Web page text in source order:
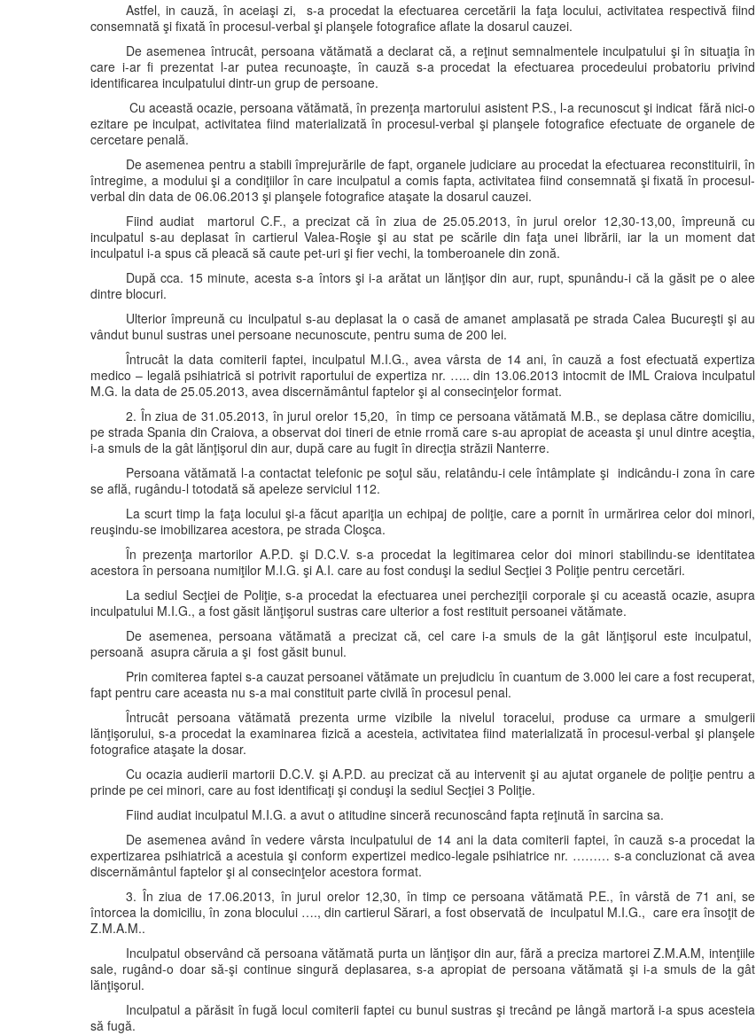
Astfel, in cauză, în aceiaşi zi, s-a procedat la efectuarea cercetării la faţa locului, activitatea respectivă fiind
consemnată şi fixată în procesul-verbal şi planşele fotografice aflate la dosarul cauzei.
De asemenea întrucât, persoana vătămată a declarat că, a reţinut semnalmentele inculpatului şi în situaţia în
care i-ar fi prezentat l-ar putea recunoaşte, în cauză s-a procedat la efectuarea procedeului probatoriu privind
identificarea inculpatului dintr-un grup de persoane.
Cu această ocazie, persoana vătămată, în prezenţa martorului asistent P.S., l-a recunoscut şi indicat fără nici-o
ezitare pe inculpat, activitatea fiind materializată în procesul-verbal şi planşele fotografice efectuate de organele de
cercetare penală.
De asemenea pentru a stabili împrejurările de fapt, organele judiciare au procedat la efectuarea reconstituirii, în
întregime, a modului şi a condiţiilor în care inculpatul a comis fapta, activitatea fiind consemnată şi fixată în procesul-
verbal din data de 06.06.2013 şi planşele fotografice ataşate la dosarul cauzei.
Fiind audiat martorul C.F., a precizat că în ziua de 25.05.2013, în jurul orelor 12,30-13,00, împreună cu
inculpatul s-au deplasat în cartierul Valea-Roşie şi au stat pe scările din faţa unei librării, iar la un moment dat
inculpatul i-a spus că pleacă să caute pet-uri şi fier vechi, la tomberoanele din zonă.
După cca. 15 minute, acesta s-a întors şi i-a arătat un lănţişor din aur, rupt, spunându-i că la găsit pe o alee
dintre blocuri.
Ulterior împreună cu inculpatul s-au deplasat la o casă de amanet amplasată pe strada Calea Bucureşti şi au
vândut bunul sustras unei persoane necunoscute, pentru suma de 200 lei.
Întrucât la data comiterii faptei, inculpatul M.I.G., avea vârsta de 14 ani, în cauză a fost efectuată expertiza
medico – legală psihiatrică si potrivit raportului de expertiza nr. ….. din 13.06.2013 intocmit de IML Craiova inculpatul
M.G. la data de 25.05.2013, avea discernământul faptelor şi al consecinţelor format.
2. În ziua de 31.05.2013, în jurul orelor 15,20, în timp ce persoana vătămată M.B., se deplasa către domiciliu,
pe strada Spania din Craiova, a observat doi tineri de etnie rromă care s-au apropiat de aceasta şi unul dintre aceştia,
i-a smuls de la gât lănţişorul din aur, după care au fugit în direcţia străzii Nanterre.
Persoana vătămată l-a contactat telefonic pe soţul său, relatându-i cele întâmplate şi indicându-i zona în care
se află, rugându-l totodată să apeleze serviciul 112.
La scurt timp la faţa locului şi-a făcut apariţia un echipaj de poliţie, care a pornit în urmărirea celor doi minori,
reuşindu-se imobilizarea acestora, pe strada Cloşca.
În prezenţa martorilor A.P.D. şi D.C.V. s-a procedat la legitimarea celor doi minori stabilindu-se identitatea
acestora în persoana numiţilor M.I.G. şi A.I. care au fost conduşi la sediul Secţiei 3 Poliţie pentru cercetări.
La sediul Secţiei de Poliţie, s-a procedat la efectuarea unei percheziţii corporale şi cu această ocazie, asupra
inculpatului M.I.G., a fost găsit lănţişorul sustras care ulterior a fost restituit persoanei vătămate.
De asemenea, persoana vătămată a precizat că, cel care i-a smuls de la gât lănţişorul este inculpatul,
persoană asupra căruia a şi fost găsit bunul.
Prin comiterea faptei s-a cauzat persoanei vătămate un prejudiciu în cuantum de 3.000 lei care a fost recuperat,
fapt pentru care aceasta nu s-a mai constituit parte civilă în procesul penal.
Întrucât persoana vătămată prezenta urme vizibile la nivelul toracelui, produse ca urmare a smulgerii
lănţişorului, s-a procedat la examinarea fizică a acesteia, activitatea fiind materializată în procesul-verbal şi planşele
fotografice ataşate la dosar.
Cu ocazia audierii martorii D.C.V. şi A.P.D. au precizat că au intervenit şi au ajutat organele de poliţie pentru a
prinde pe cei minori, care au fost identificaţi şi conduşi la sediul Secţiei 3 Poliţie.
Fiind audiat inculpatul M.I.G. a avut o atitudine sinceră recunoscând fapta reţinută în sarcina sa.
De asemenea având în vedere vârsta inculpatului de 14 ani la data comiterii faptei, în cauză s-a procedat la
expertizarea psihiatrică a acestuia şi conform expertizei medico-legale psihiatrice nr. ……… s-a concluzionat că avea
discernământul faptelor şi al consecinţelor acestora format.
3. În ziua de 17.06.2013, în jurul orelor 12,30, în timp ce persoana vătămată P.E., în vârstă de 71 ani, se
întorcea la domiciliu, în zona blocului …., din cartierul Sărari, a fost observată de inculpatul M.I.G., care era însoţit de
Z.M.A.M..
Inculpatul observând că persoana vătămată purta un lănţişor din aur, fără a preciza martorei Z.M.A.M, intenţiile
sale, rugând-o doar să-şi continue singură deplasarea, s-a apropiat de persoana vătămată şi i-a smuls de la gât
lănţişorul.
Inculpatul a părăsit în fugă locul comiterii faptei cu bunul sustras şi trecând pe lângă martoră i-a spus acesteia
să fugă.